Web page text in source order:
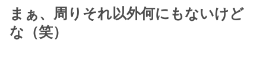
まぁ、周りそれ以外何にもないけど
な（笑）